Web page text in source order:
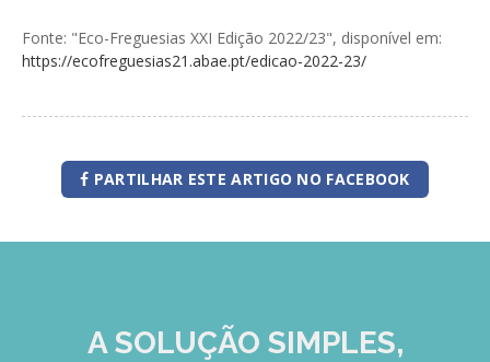
Portal da Freguesia
Fonte: "Eco-Freguesias XXI Edição 2022/23", disponível em:
https://ecofreguesias21.abae.pt/edicao-2022-23/
PARTILHAR ESTE ARTIGO NO FACEBOOK
A SOLUÇÃO SIMPLES,